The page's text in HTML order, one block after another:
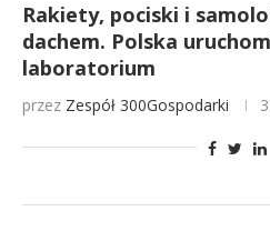
Rakiety, pociski i
dachem. Polska
laboratorium
przez Zespół 300Gospodarki